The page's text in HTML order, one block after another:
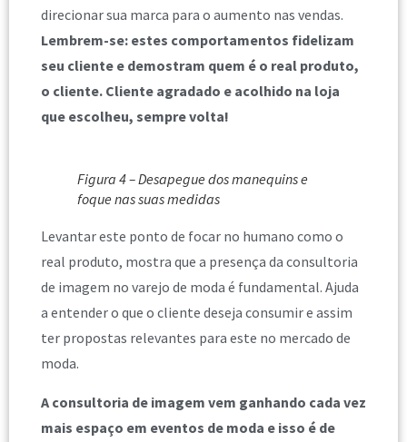
direcionar sua marca para o aumento nas vendas.
Lembrem-se: estes comportamentos fidelizam
seu cliente e demostram quem é o real produto,
o cliente. Cliente agradado e acolhido na loja
que escolheu, sempre volta!
Figura 4 – Desapegue dos manequins e
foque nas suas medidas
Levantar este ponto de focar no humano como o
real produto, mostra que a presença da consultoria
de imagem no varejo de moda é fundamental. Ajuda
a entender o que o cliente deseja consumir e assim
ter propostas relevantes para este no mercado de
moda.
A consultoria de imagem vem ganhando cada vez
mais espaço em eventos de moda e isso é de